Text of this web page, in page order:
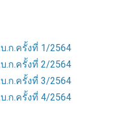
.ก.ครั้งที่ 1/2564
.ก.ครั้งที่ 2/2564
.ก.ครั้งที่ 3/2564
.ก.ครั้งที่ 4/2564